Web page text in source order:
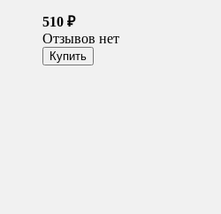
510 ₽
Отзывов нет